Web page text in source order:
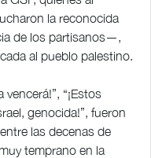
la reconocida
de los partisanos—,
al pueblo palestino.
vencerá!”, “¡Estos
genocida!”, fueron
las decenas de
temprano en la